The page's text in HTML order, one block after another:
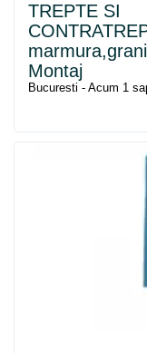
TREPTE SI
Montaj
Bucuresti - Acum 1